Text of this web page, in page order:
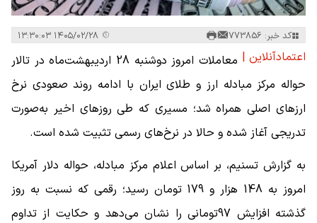
کد خبر: 773856
اعتمادآنلاین |
معاملات امروز دوشنبه 28 اردیبهشت‌ماه در تالار
حواله مرکز مبادله ارز و طلای ایران با ادامه روند صعودی نرخ
ارزهای اصلی همراه شد؛ مسیری که طی روزهای اخیر به‌صورت
تدریجی آغاز شده و حالا در نرخ‌های رسمی تثبیت شده است.
به گزارش تسنیم، بر اساس اعلام مرکز مبادله، حواله دلار آمریکا
امروز به 148 هزار و 179 تومان رسید؛ رقمی که نسبت به روز
گذشته افزایش 97تومانی را نشان می‌دهد و حکایت از تداوم